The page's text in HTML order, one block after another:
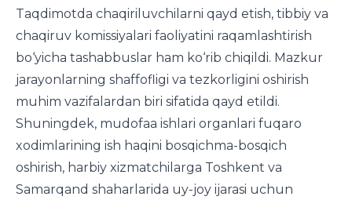
Taqdimotda chaqiriluvchilarni qayd etish, tibbiy va
chaqiruv komissiyalari faoliyatini raqamlashtirish
bo‘yicha tashabbuslar ham ko‘rib chiqildi. Mazkur
jarayonlarning shaffofligi va tezkorligini oshirish
muhim vazifalardan biri sifatida qayd etildi.
Shuningdek, mudofaa ishlari organlari fuqaro
xodimlarining ish haqini bosqichma-bosqich
oshirish, harbiy xizmatchilarga Toshkent va
Samarqand shaharlarida uy-joy ijarasi uchun